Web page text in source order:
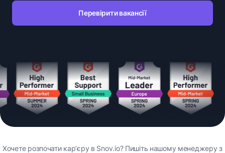
Перевірити вакансії
Хочете розпочати карʼєру в Snov.io? Пишіть нашому менеджеру з